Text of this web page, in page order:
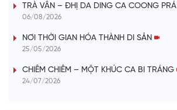
V
i
TRÀ VÂN – ĐHỊ DA DING CA COONG PRÁ
06/08/2026
NƠI THỜI GIAN HÓA THÀNH DI SẢN
25/05/2026
CHIÊM CHIÊM – MỘT KHÚC CA BI TRÁNG
24/07/2026